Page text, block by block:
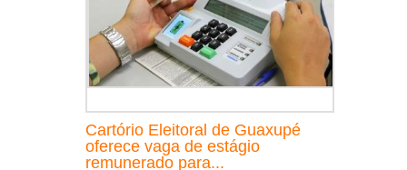
Cartório Eleitoral de Guaxupé
oferece vaga de estágio
remunerado para...